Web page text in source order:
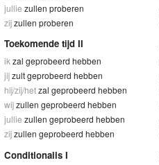
jullie zullen proberen
zijzullen proberen
Toekomende tijd II
ik zal geprobeerd hebben
jijzult geprobeerd hebben
hij/zij/hetzal geprobeerd hebben
wijzullen geprobeerd hebben
jullie zullen geprobeerd hebben
zijzullen geprobeerd hebben
Conditionalis I